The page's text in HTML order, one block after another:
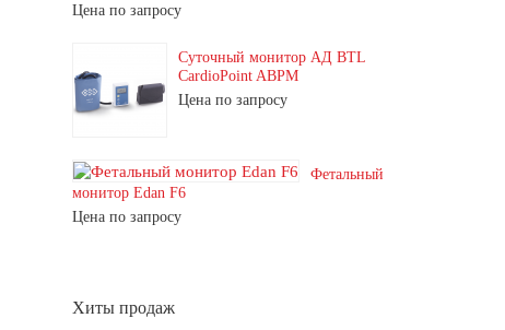
Цена по запросу
Суточный монитор АД BTL
CardioPoint ABPM
Цена по запросу
Фетальный
монитор Edan F6
Цена по запросу
Хиты продаж